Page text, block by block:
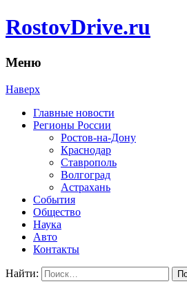
RostovDrive.ru
Меню
Наверх
Главные новости
Регионы России
Ростов-на-Дону
Краснодар
Ставрополь
Волгоград
Астрахань
События
Общество
Наука
Авто
Контакты
Найти: